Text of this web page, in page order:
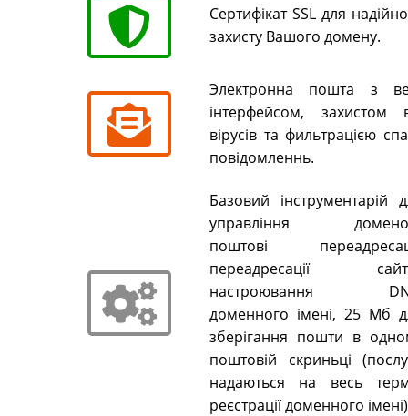
Сертифікат SSL для
захисту Вашого домену.
Электронна пошта з
інтерфейсом, захистом
вірусів та фильтрацією
повідомленнь.
Базовий інструментарій
управління
поштові
переадресації
настроювання
доменного імені, 25 Мб
зберігання пошти в
поштовій скриньці
надаються на весь
реєстрації доменного